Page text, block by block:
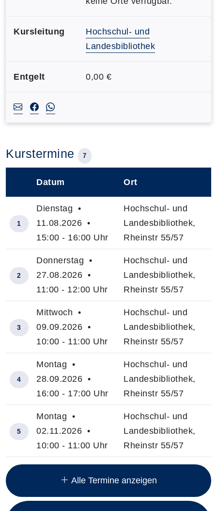
Kursleitung
Hochschul- und
Landesbibliothek
Entgelt 0,00 €
Kurstermine 7
Insgesamt gibt es 7 Termine zum diesen Kurs
Datum Ort
1
Dienstag •
11.08.2026 •
15:00 - 16:00 Uhr
Hochschul- und
Landesbibliothek,
Rheinstr 55/57
2
Donnerstag •
27.08.2026 •
11:00 - 12:00 Uhr
Hochschul- und
Landesbibliothek,
Rheinstr 55/57
3
Mittwoch •
09.09.2026 •
10:00 - 11:00 Uhr
Hochschul- und
Landesbibliothek,
Rheinstr 55/57
4
Montag •
28.09.2026 •
16:00 - 17:00 Uhr
Hochschul- und
Landesbibliothek,
Rheinstr 55/57
5
Montag •
02.11.2026 •
10:00 - 11:00 Uhr
Hochschul- und
Landesbibliothek,
Rheinstr 55/57
Alle Termine anzeigen